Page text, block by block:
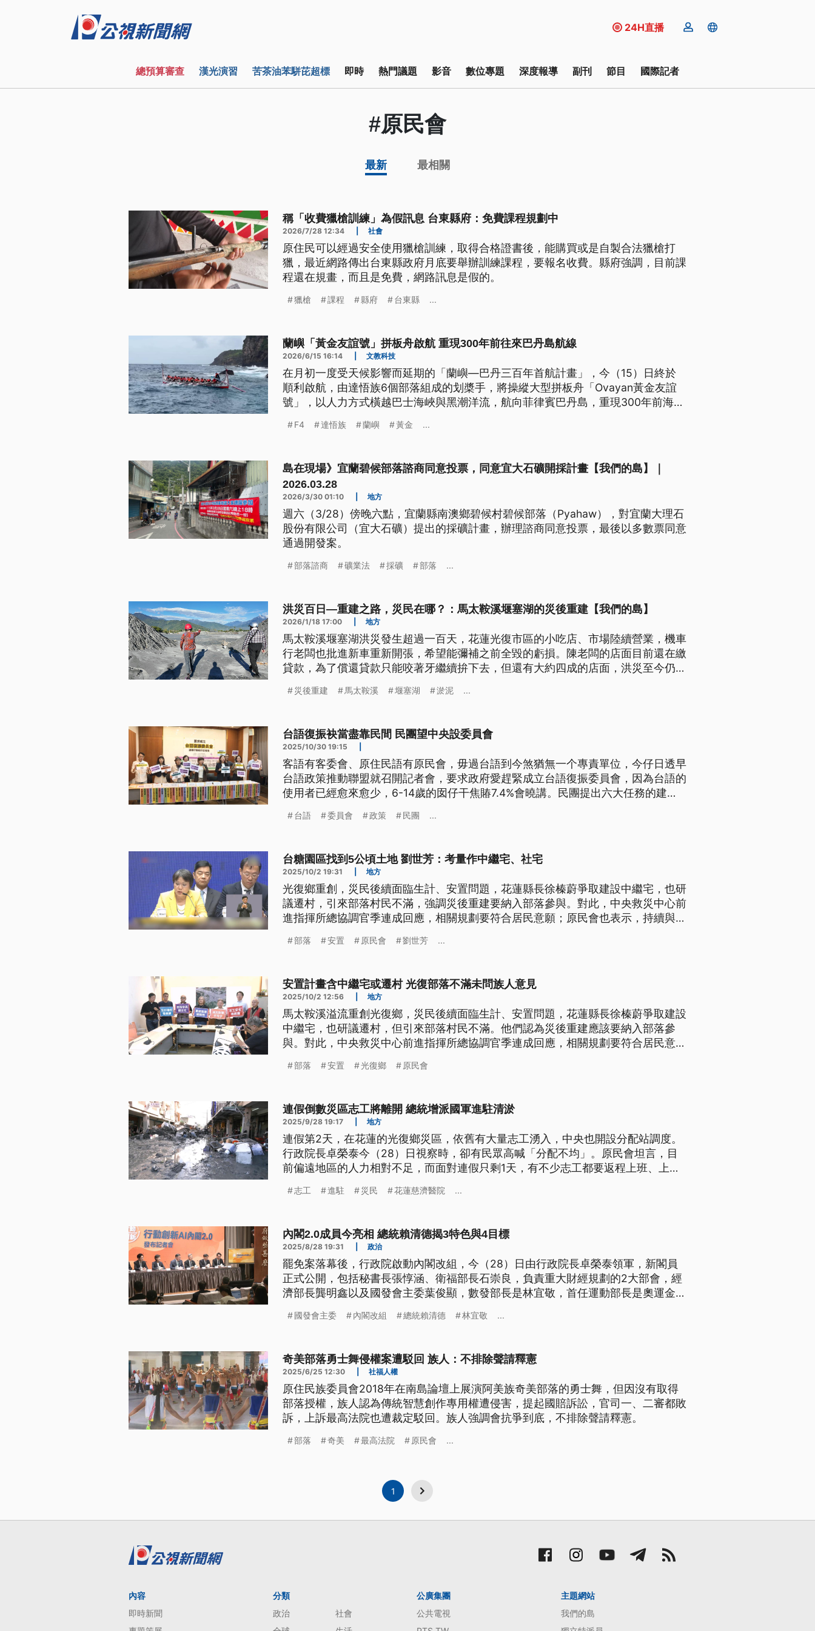
24H直播
總預算審查 漢光演習 苦茶油苯駢芘超標 即時 熱門議題 影音 數位專題 深度報導 副刊 節目 國際記者
#原民會
最新 最相關
稱「收費獵槍訓練」為假訊息 台東縣府：免費課程規劃中
2026/7/28 12:34 社會
原住民可以經過安全使用獵槍訓練，取得合格證書後，能購買或是自製合法獵槍打
獵，最近網路傳出台東縣政府月底要舉辦訓練課程，要報名收費。縣府強調，目前課
程還在規畫，而且是免費，網路訊息是假的。
獵槍 課程 縣府 台東縣 ...
蘭嶼「黃金友誼號」拼板舟啟航 重現300年前往來巴丹島航線
2026/6/15 16:14 文教科技
在月初一度受天候影響而延期的「蘭嶼—巴丹三百年首航計畫」，今（15）日終於
順利啟航，由達悟族6個部落組成的划槳手，將操縱大型拼板舟「Ovayan黃金友誼
號」，以人力方式橫越巴士海峽與黑潮洋流，航向菲律賓巴丹島，重現300年前海上
F4 達悟族 蘭嶼 黃金 ...
島在現場》宜蘭碧候部落諮商同意投票，同意宜大石礦開採計畫【我們的島】｜
2026.03.28
2026/3/30 01:10 地方
週六（3/28）傍晚六點，宜蘭縣南澳鄉碧候村碧候部落（Pyahaw），對宜蘭大理石
股份有限公司（宜大石礦）提出的採礦計畫，辦理諮商同意投票，最後以多數票同意
通過開發案。
部落諮商 礦業法 採礦 部落 ...
洪災百日—重建之路，災民在哪？：馬太鞍溪堰塞湖的災後重建【我們的島】
2026/1/18 17:00 地方
馬太鞍溪堰塞湖洪災發生超過一百天，花蓮光復市區的小吃店、市場陸續營業，機車
行老闆也批進新車重新開張，希望能彌補之前全毀的虧損。陳老闆的店面目前還在繳
貸款，為了償還貸款只能咬著牙繼續拚下去，但還有大約四成的店面，洪災至今仍然
災後重建 馬太鞍溪 堰塞湖 淤泥 ...
台語復振袂當盡靠民間 民團望中央設委員會
2025/10/30 19:15
客語有客委會、原住民語有原民會，毋過台語到今煞猶無一个專責單位，今仔日透早
台語政策推動聯盟就召開記者會，要求政府愛趕緊成立台語復振委員會，因為台語的
使用者已經愈來愈少，6-14歲的囡仔干焦賰7.4%會曉講。民團提出六大任務的建
皆為台語文）
台語 委員會 政策 民團 ...
台糖園區找到5公頃土地 劉世芳：考量作中繼宅、社宅
2025/10/2 19:31 地方
光復鄉重創，災民後續面臨生計、安置問題，花蓮縣長徐榛蔚爭取建設中繼宅，也研
議遷村，引來部落村民不滿，強調災後重建要納入部落參與。對此，中央救災中心前
進指揮所總協調官季連成回應，相關規劃要符合居民意願；原民會也表示，持續與部
為中繼宅、社宅的用地需求，會列入特別預算建造。
部落 安置 原民會 劉世芳 ...
安置計畫含中繼宅或遷村 光復部落不滿未問族人意見
2025/10/2 12:56 地方
馬太鞍溪溢流重創光復鄉，災民後續面臨生計、安置問題，花蓮縣長徐榛蔚爭取建設
中繼宅，也研議遷村，但引來部落村民不滿。他們認為災後重建應該要納入部落參
與。對此，中央救災中心前進指揮所總協調官季連成回應，相關規劃要符合居民意
部落 安置 光復鄉 原民會
連假倒數災區志工將離開 總統增派國軍進駐清淤
2025/9/28 19:17 地方
連假第2天，在花蓮的光復鄉災區，依舊有大量志工湧入，中央也開設分配站調度。
行政院長卓榮泰今（28）日視察時，卻有民眾高喊「分配不均」。原民會坦言，目
前偏遠地區的人力相對不足，而面對連假只剩1天，有不少志工都要返程上班、上
志工 進駐 災民 花蓮慈濟醫院 ...
內閣2.0成員今亮相 總統賴清德揭3特色與4目標
2025/8/28 19:31 政治
罷免案落幕後，行政院啟動內閣改組，今（28）日由行政院長卓榮泰領軍，新閣員
正式公開，包括秘書長張惇涵、衛福部長石崇良，負責重大財經規劃的2大部會，經
濟部長龔明鑫以及國發會主委葉俊顯，數發部長是林宜敬，首任運動部長是奧運金牌
色。
國發會主委 內閣改組 總統賴清德 林宜敬 ...
奇美部落勇士舞侵權案遭駁回 族人：不排除聲請釋憲
2025/6/25 12:30 社福人權
原住民族委員會2018年在南島論壇上展演阿美族奇美部落的勇士舞，但因沒有取得
部落授權，族人認為傳統智慧創作專用權遭侵害，提起國賠訴訟，官司一、二審都敗
訴，上訴最高法院也遭裁定駁回。族人強調會抗爭到底，不排除聲請釋憲。
部落 奇美 最高法院 原民會 ...
1
內容
即時新聞
分類
政治
社會
公廣集團
公共電視
主題網站
我們的島